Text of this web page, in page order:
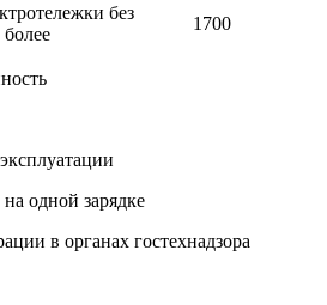
без
1700
одной зарядке
в органах гостехнадзора